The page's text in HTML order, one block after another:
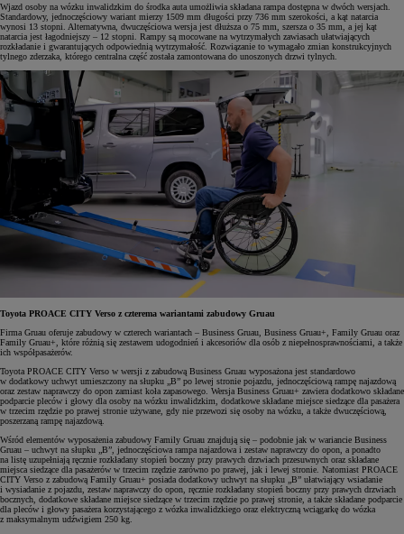
Wjazd osoby na wózku inwalidzkim do środka auta umożliwia składana rampa dostępna w dwóch wersjach.
Standardowy, jednoczęściowy wariant mierzy 1509 mm długości przy 736 mm szerokości, a kąt natarcia
wynosi 13 stopni. Alternatywna, dwuczęściowa wersja jest dłuższa o 75 mm, szersza o 35 mm, a jej kąt
natarcia jest łagodniejszy – 12 stopni. Rampy są mocowane na wytrzymałych zawiasach ułatwiających
rozkładanie i gwarantujących odpowiednią wytrzymałość. Rozwiązanie to wymagało zmian konstrukcyjnych
tylnego zderzaka, którego centralna część została zamontowana do unoszonych drzwi tylnych.
Toyota PROACE CITY Verso z czterema wariantami zabudowy Gruau
Firma Gruau oferuje zabudowy w czterech wariantach – Business Gruau, Business Gruau+, Family Gruau oraz
Family Gruau+, które różnią się zestawem udogodnień i akcesoriów dla osób z niepełnosprawnościami, a także
ich współpasażerów.
Toyota PROACE CITY Verso w wersji z zabudową Business Gruau wyposażona jest standardowo
w dodatkowy uchwyt umieszczony na słupku „B” po lewej stronie pojazdu, jednoczęściową rampę najazdową
oraz zestaw naprawczy do opon zamiast koła zapasowego. Wersja Business Gruau+ zawiera dodatkowo składane
podparcie pleców i głowy dla osoby na wózku inwalidzkim, dodatkowe składane miejsce siedzące dla pasażera
w trzecim rzędzie po prawej stronie używane, gdy nie przewozi się osoby na wózku, a także dwuczęściową,
poszerzaną rampę najazdową.
Wśród elementów wyposażenia zabudowy Family Gruau znajdują się – podobnie jak w wariancie Business
Gruau – uchwyt na słupku „B”, jednoczęściowa rampa najazdowa i zestaw naprawczy do opon, a ponadto
na listę uzupełniają ręcznie rozkładany stopień boczny przy prawych drzwiach przesuwnych oraz składane
miejsca siedzące dla pasażerów w trzecim rzędzie zarówno po prawej, jak i lewej stronie. Natomiast PROACE
CITY Verso z zabudową Family Gruau+ posiada dodatkowy uchwyt na słupku „B” ułatwiający wsiadanie
i wysiadanie z pojazdu, zestaw naprawczy do opon, ręcznie rozkładany stopień boczny przy prawych drzwiach
bocznych, dodatkowe składane miejsce siedzące w trzecim rzędzie po prawej stronie, a także składane podparcie
dla pleców i głowy pasażera korzystającego z wózka inwalidzkiego oraz elektryczną wciągarkę do wózka
z maksymalnym udźwigiem 250 kg.